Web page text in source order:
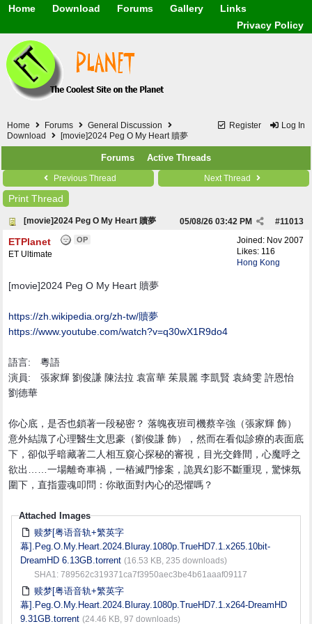
Home
Download
Forums
Gallery
Links
Beauty & Skin
Other
Privacy Policy
Register Log In
Home Forums
General Discussion
Download
[movie]2024 Peg O My Heart 贖夢
Forums Active Threads
Previous Thread Next Thread
Print Thread
[movie]2024 Peg O My Heart 贖夢 #11013
05/08/26 03:42 PM
Joined: Nov 2007
Likes: 116
Hong Kong
ETPlanet OP
ET Ultimate
[movie]2024 Peg O My Heart 贖夢
https://zh.wikipedia.org/zh-tw/贖夢
https://www.youtube.com/watch?v=q30wX1R9do4
語言: 粵語
演員: 張家輝 劉俊謙 陳法拉 袁富華 茱晨麗 李凱賢 袁綺雯 許恩怡
劉德華
你心底，是否也鎖著一段秘密？ 落魄夜班司機蔡辛強（張家輝 飾）
意外結識了心理醫生文思豪（劉俊謙 飾），然而在看似診療的表面底
下，卻似乎暗藏著二人相互窺心探秘的審視，目光交鋒間，心魔呼之
欲出……一場離奇車禍，一樁滅門慘案，詭異幻影不斷重現，驚悚氛
圍下，直指靈魂叩問：你敢面對內心的恐懼嗎？
Attached Images
赎梦[粤语音轨+繁英字
幕].Peg.O.My.Heart.2024.Bluray.1080p.TrueHD7.1.x265.10bit-
DreamHD 6.13GB.torrent (16.53 KB, 235 downloads)
SHA1: 789562c319371ca7f3950aec3be4b61aaaf09117
赎梦[粤语音轨+繁英字
幕].Peg.O.My.Heart.2024.Bluray.1080p.TrueHD7.1.x264-DreamHD
9.31GB.torrent (24.46 KB, 97 downloads)